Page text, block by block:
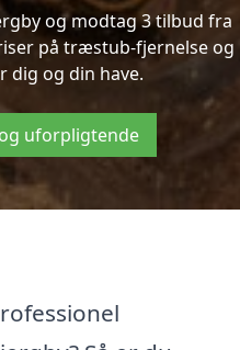
og modtag 3 tilbud fra
på træstub-fjernelse og
dig og din have.
uforpligtende